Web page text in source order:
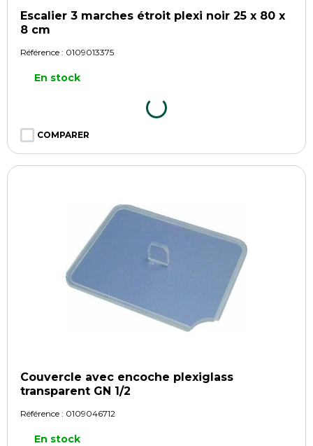
Escalier 3 marches étroit plexi noir 25 x 80 x
8 cm
Référence : 0109013375
En stock
COMPARER
Couvercle avec encoche plexiglass
transparent GN 1/2
Référence : 0109046712
En stock